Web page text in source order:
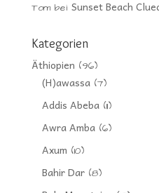
Tombei Sunset Beach
Kategorien
Äthiopien (96)
(H)awassa(7)
Addis Abeba(11)
Awra Amba(6)
Axum (10)
Bahir Dar(8)